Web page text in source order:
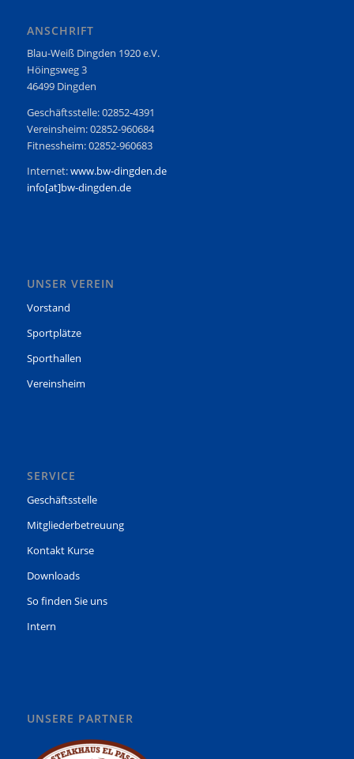
ANSCHRIFT
Blau-Weiß Dingden 1920 e.V.
Höingsweg 3
46499 Dingden
Geschäftsstelle: 02852-4391
Vereinsheim: 02852-960684
Fitnessheim: 02852-960683
Internet:www.bw-dingden.de
info[at]bw-dingden.de
UNSER VEREIN
Vorstand
Sportplätze
Sporthallen
Vereinsheim
SERVICE
Geschäftsstelle
Mitgliederbetreuung
Kontakt Kurse
Downloads
So finden Sie uns
Intern
UNSERE PARTNER